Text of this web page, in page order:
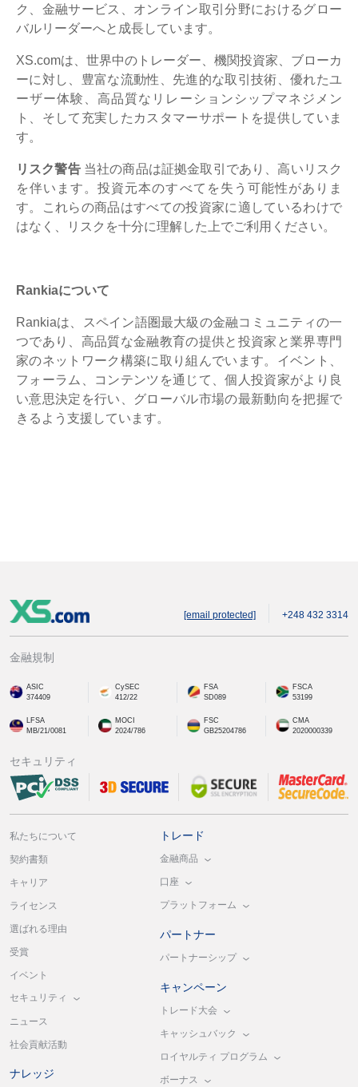
ク、金融サービス、オンライン取引分野におけるグロー
バルリーダーへと成長しています。
XS.comは、世界中のトレーダー、機関投資家、ブローカ
ーに対し、豊富な流動性、先進的な取引技術、優れたユ
ーザー体験、高品質なリレーションシップマネジメン
ト、そして充実したカスタマーサポートを提供していま
す。
リスク警告当社の商品は証拠金取引であり、高いリスク
を伴います。投資元本のすべてを失う可能性がありま
す。これらの商品はすべての投資家に適しているわけで
はなく、リスクを十分に理解した上でご利用ください。
Rankiaについて
Rankiaは、スペイン語圏最大級の金融コミュニティの一
つであり、高品質な金融教育の提供と投資家と業界専門
家のネットワーク構築に取り組んでいます。イベント、
フォーラム、コンテンツを通じて、個人投資家がより良
い意思決定を行い、グローバル市場の最新動向を把握で
きるよう支援しています。
[email protected] +248 432 3314
金融規制
ASIC
374409
CySEC
412/22
FSA
SD089
FSCA
53199
LFSA
MB/21/0081
MOCI
2024/786
FSC
GB25204786
CMA
2020000339
セキュリティ
私たちについて
契約書類
キャリア
ライセンス
選ばれる理由
受賞
イベント
セキュリティ
ニュース
社会貢献活動
ナレッジ
トレード
金融商品
口座
プラットフォーム
パートナー
パートナーシップ
キャンペーン
トレード大会
キャッシュバック
ロイヤルティ プログラム
ボーナス